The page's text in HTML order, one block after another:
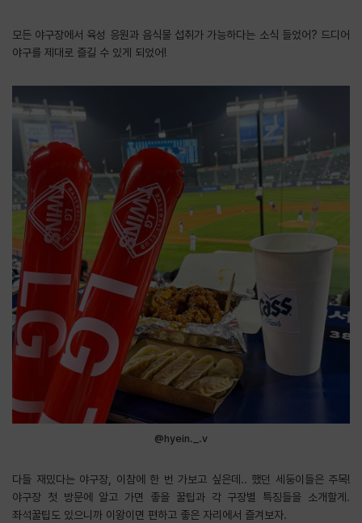
모든 야구장에서 육성 응원과 음식물 섭취가 가능하다는 소식 들었어? 드디어
야구를 제대로 즐길 수 있게 되었어!
@hyein._.v
다들 재밌다는 야구장, 이참에 한 번 가보고 싶은데.. 했던 세둥이들은 주목!
야구장 첫 방문에 알고 가면 좋을 꿀팁과 각 구장별 특징들을 소개할게.
좌석꿀팁도 있으니까 이왕이면 편하고 좋은 자리에서 즐겨보자.